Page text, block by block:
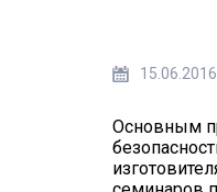
15.06.2016
Основным